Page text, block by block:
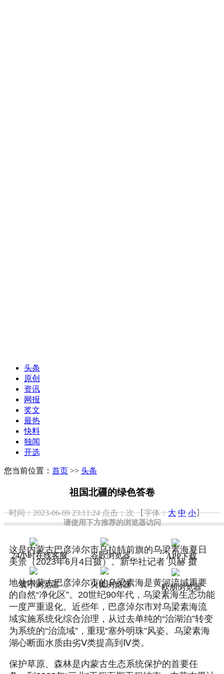
请使用下方推荐的浏览器访问
24小时在线客服 谷歌浏览器 APP下载
寰宇浏览器 火狐浏览器 欧朋浏览器
头条
原创
资讯
网报
奖文
最热
快料
独闻
开选
您当前位置： 首页 >> 头条
祖国北疆的绿色答卷
时间：2023-06-09 23:11:24点击：次 【字体：大 中 小】
这是内蒙古巴彦淖尔市乌拉特前旗的乌梁素海夏日
美景（2023年6月4日摄）。新华社记者 贝赫 摄
地处内蒙古巴彦淖尔市的乌梁素海是黄河流域重要
的自然“净化区”。20世纪90年代，乌梁素海生态功能
一度严重退化。近些年，巴彦淖尔市对乌梁素海流
域实施系统化综合治理，从过去单纯的“治湖泊”转变
为系统的“治流域”，重现“塞外明珠”风姿。乌梁素海
湖心断面水质由劣Ⅴ类提高到Ⅳ类。
保护草原、森林是内蒙古生态系统保护的首要任